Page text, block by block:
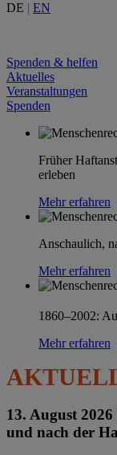
DE | EN
Spenden & helfen
Aktuelles
Veranstaltungen
Spenden
Früher
erleben
Mehr erfahren
Anschaulich,
Mehr erfahren
1860–2002:
Mehr erfahren
13. August 2026
und nach der